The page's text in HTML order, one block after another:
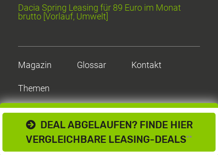
DEAL ABGELAUFEN? FINDE HIER
VERGLEICHBARE LEASING-DEALS**
Dacia Spring Leasing für 89 Euro im Monat
brutto [Vorlauf, Umwelt]
Magazin Glossar Kontakt
Themen